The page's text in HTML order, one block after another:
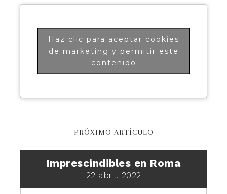
Haz clic para aceptar cookies
de marketing y permitir este
contenido
PRÓXIMO ARTÍCULO
Imprescindibles en Roma
22 abril, 2022